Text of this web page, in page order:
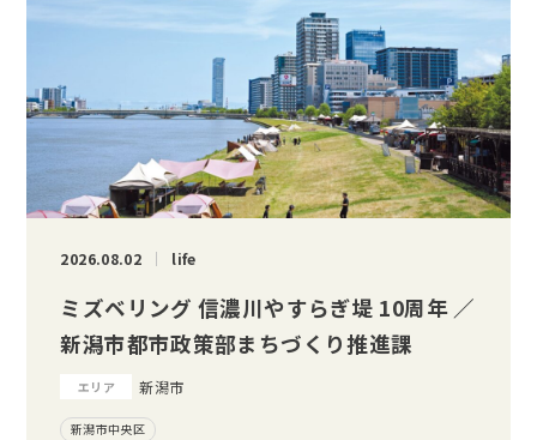
2026.08.02 life
ミズベリング 信濃川やすらぎ堤 10周年 ／
新潟市都市政策部まちづくり推進課
エリア 新潟市
新潟市中央区